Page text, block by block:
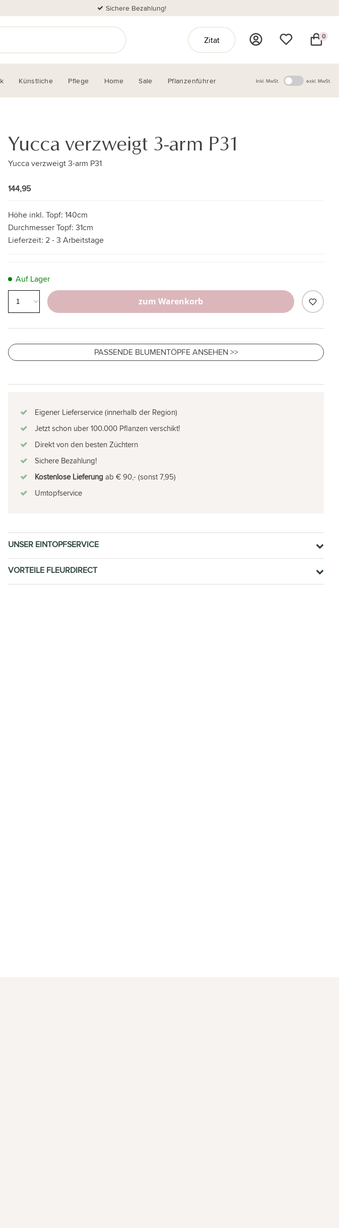
Sichere Bezahlung!
Zitat 0
Künstliche Pflege Home Sale Pflanzenführer Inkl. MwSt. exkl. MwSt.
Yucca verzweigt 3-arm P31
Yucca verzweigt 3-arm P31
144,95
Höhe inkl. Topf: 140cm
Durchmesser Topf: 31cm
Lieferzeit: 2 - 3 Arbeitstage
Auf Lager
zum Warenkorb
PASSENDE BLUMENTÖPFE ANSEHEN >>
Eigener Lieferservice (innerhalb der Region)
Jetzt schon uber 100.000 Pflanzen verschikt!
Direkt von den besten Züchtern
Sichere Bezahlung!
Kostenlose Lieferung ab € 90,- (sonst 7,95)
Umtopfservice
UNSER EINTOPFSERVICE
VORTEILE FLEURDIRECT